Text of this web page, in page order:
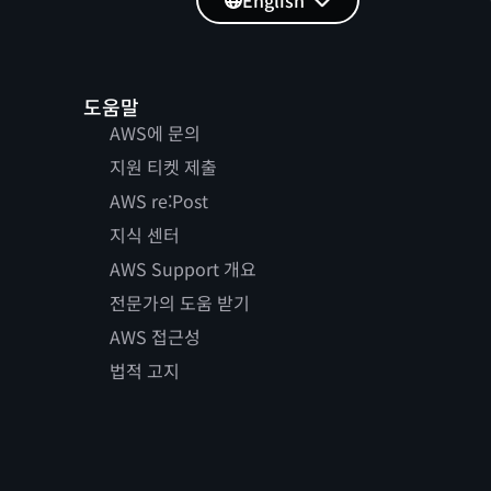
도움말
AWS에 문의
지원 티켓 제출
AWS re:Post
지식 센터
AWS Support 개요
전문가의 도움 받기
AWS 접근성
법적 고지